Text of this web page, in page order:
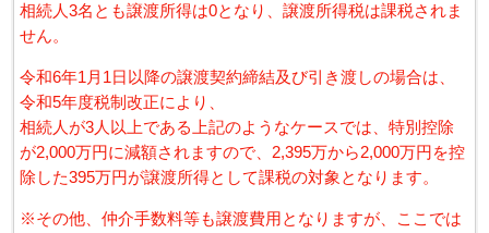
相続人3名とも譲渡所得は0となり、譲渡所得税は課税されま
せん。
令和6年1月1日以降の譲渡契約締結及び引き渡しの場合は、
令和5年度税制改正により、
相続人が3人以上である上記のようなケースでは、特別控除
が2,000万円に減額されますので、2,395万から2,000万円を控
除した395万円が譲渡所得として課税の対象となります。
※その他、仲介手数料等も譲渡費用となりますが、ここでは